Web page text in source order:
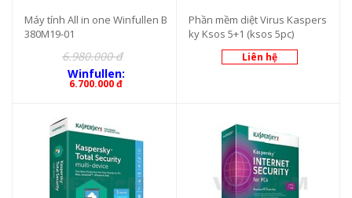
Máy tính All in one Winfullen B
380M19-01
6.980.000 đ
Winfullen:
6.700.000 đ
Phần mềm diệt Virus Kaspers
ky Ksos 5+1 (ksos 5pc)
Liên hệ